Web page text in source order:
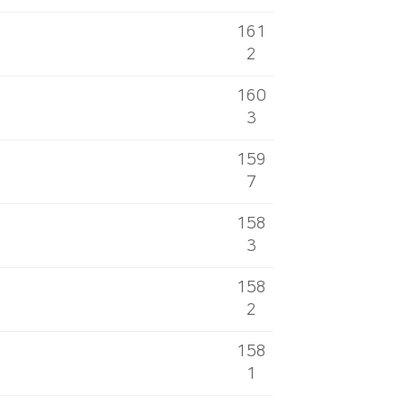
161
2
160
3
159
7
158
3
158
2
158
1